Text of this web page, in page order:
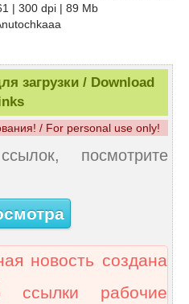
| 300 dpi | 89 Mb
загрузки / Download
/ For personal use only!
посмотрите
новость создана
ссылки рабочие